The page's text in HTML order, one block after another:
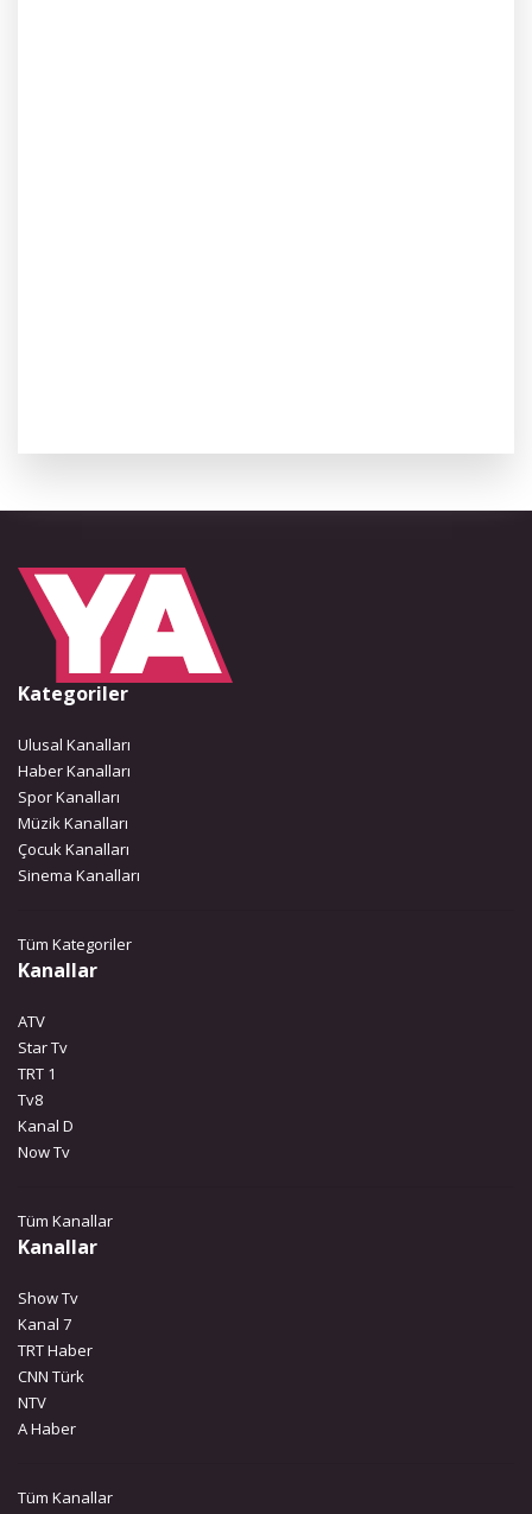
Kategoriler
Ulusal Kanalları
Haber Kanalları
Spor Kanalları
Müzik Kanalları
Çocuk Kanalları
Sinema Kanalları
Tüm Kategoriler
Kanallar
ATV
Star Tv
TRT 1
Tv8
Kanal D
Now Tv
Tüm Kanallar
Kanallar
Show Tv
Kanal 7
TRT Haber
CNN Türk
NTV
A Haber
Tüm Kanallar